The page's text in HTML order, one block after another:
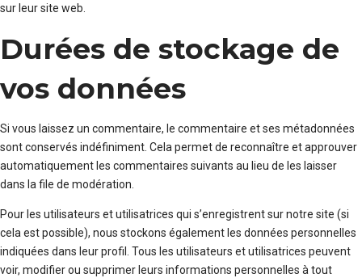
sur leur site web.
Durées de stockage de
vos données
Si vous laissez un commentaire, le commentaire et ses métadonnées
sont conservés indéfiniment. Cela permet de reconnaître et approuver
automatiquement les commentaires suivants au lieu de les laisser
dans la file de modération.
Pour les utilisateurs et utilisatrices qui s’enregistrent sur notre site (si
cela est possible), nous stockons également les données personnelles
indiquées dans leur profil. Tous les utilisateurs et utilisatrices peuvent
voir, modifier ou supprimer leurs informations personnelles à tout